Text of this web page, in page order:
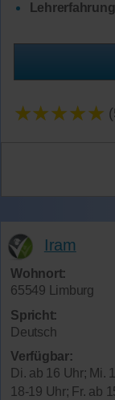
★★★★★
Iram
Wohnort:
65549 Limburg
Spricht:
Deutsch
Verfügbar:
Di. ab 16 Uhr; Mi.
18-19 Uhr; Fr. ab